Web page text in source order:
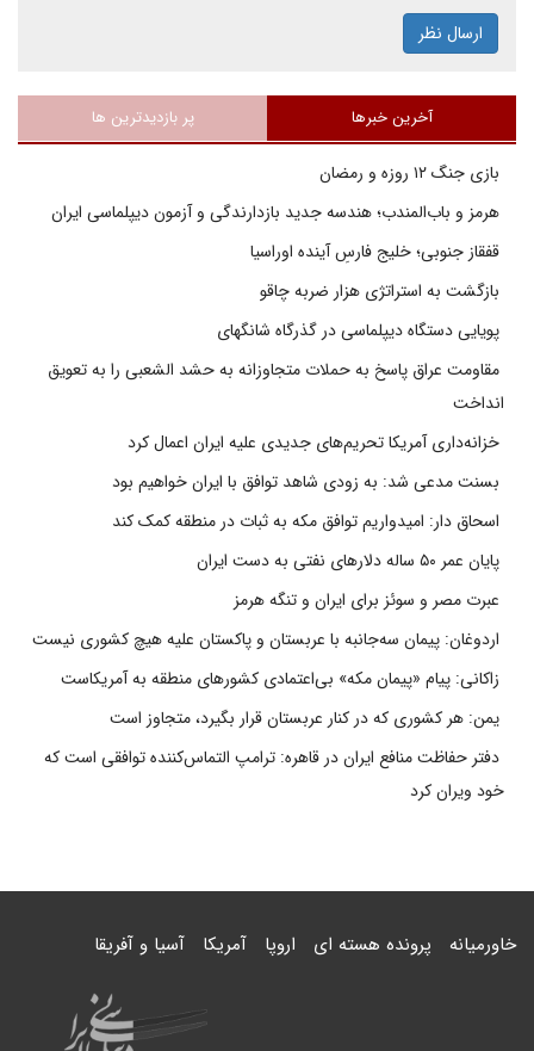
ارسال نظر
آخرین خبرها پر بازدیدترین ها
بازی جنگ ۱۲ روزه و رمضان
هرمز و باب‌المندب؛ هندسه جدید بازدارندگی و آزمون دیپلماسی ایران
قفقاز جنوبی؛ خلیج فارسِ آینده اوراسیا
بازگشت به استراتژی هزار ضربه چاقو
پویایی دستگاه دیپلماسی در گذرگاه شانگهای
مقاومت عراق پاسخ به حملات متجاوزانه به حشد الشعبی را به تعویق
انداخت
خزانه‌داری آمریکا تحریم‌های جدیدی علیه ایران اعمال کرد
بسنت مدعی شد: به زودی شاهد توافق با ایران خواهیم بود
اسحاق دار: امیدواریم توافق مکه به ثبات در منطقه کمک کند
پایان عمر ۵۰ ساله دلارهای نفتی به دست ایران
عبرت مصر و سوئز برای ایران و تنگه هرمز
اردوغان: پیمان سه‌جانبه با عربستان و پاکستان علیه هیچ کشوری نیست
زاکانی: پیام «پیمان مکه» بی‌اعتمادی کشورهای منطقه به آمریکاست
یمن: هر کشوری که در کنار عربستان قرار بگیرد، متجاوز است
دفتر حفاظت منافع ایران در قاهره: ترامپ التماس‌کننده توافقی است که
خود ویران کرد
خاورمیانه پرونده هسته ای اروپا آمریکا آسیا و آفریقا